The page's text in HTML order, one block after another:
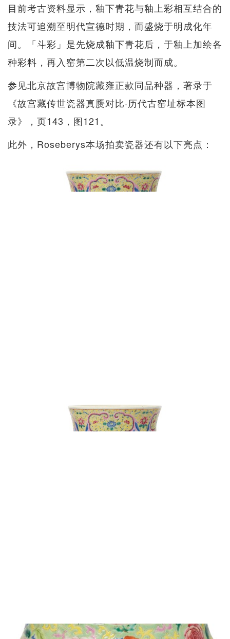
目前考古资料显示，釉下青花与釉上彩相互结合的
技法可追溯至明代宣德时期，而盛烧于明成化年
间。「斗彩」是先烧成釉下青花后，于釉上加绘各
种彩料，再入窑第二次以低温烧制而成。
参见北京故宫博物院藏雍正款同品种器，著录于
《故宫藏传世瓷器真赝对比·历代古窑址标本图
录》，页143，图121。
此外，Roseberys本场拍卖瓷器还有以下亮点：